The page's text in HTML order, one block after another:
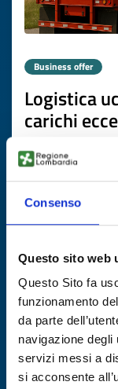
Consenso
Questo sito web
Questo Sito fa
funzionamento
da parte
navigazione degli
servizi messi a
si acconsente
Business offer
Logistica
carichi
ID: